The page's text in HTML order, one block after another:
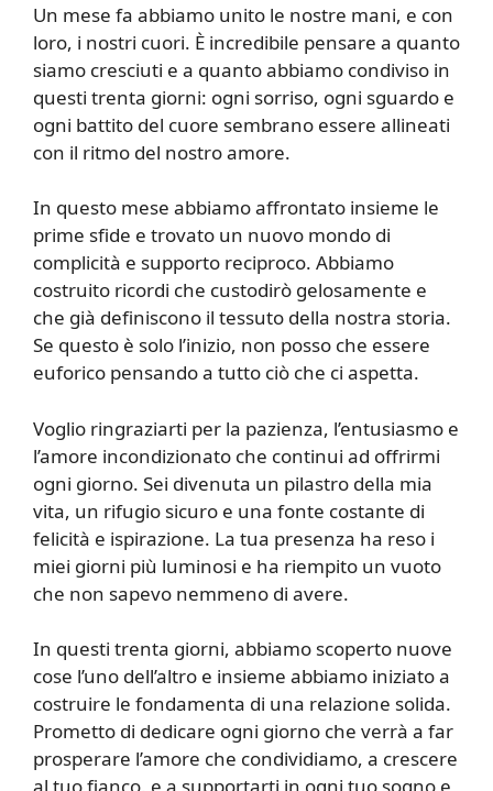
Un mese fa abbiamo unito le nostre mani, e con
loro, i nostri cuori. È incredibile pensare a quanto
siamo cresciuti e a quanto abbiamo condiviso in
questi trenta giorni: ogni sorriso, ogni sguardo e
ogni battito del cuore sembrano essere allineati
con il ritmo del nostro amore.
In questo mese abbiamo affrontato insieme le
prime sfide e trovato un nuovo mondo di
complicità e supporto reciproco. Abbiamo
costruito ricordi che custodirò gelosamente e
che già definiscono il tessuto della nostra storia.
Se questo è solo l’inizio, non posso che essere
euforico pensando a tutto ciò che ci aspetta.
Voglio ringraziarti per la pazienza, l’entusiasmo e
l’amore incondizionato che continui ad offrirmi
ogni giorno. Sei divenuta un pilastro della mia
vita, un rifugio sicuro e una fonte costante di
felicità e ispirazione. La tua presenza ha reso i
miei giorni più luminosi e ha riempito un vuoto
che non sapevo nemmeno di avere.
In questi trenta giorni, abbiamo scoperto nuove
cose l’uno dell’altro e insieme abbiamo iniziato a
costruire le fondamenta di una relazione solida.
Prometto di dedicare ogni giorno che verrà a far
prosperare l’amore che condividiamo, a crescere